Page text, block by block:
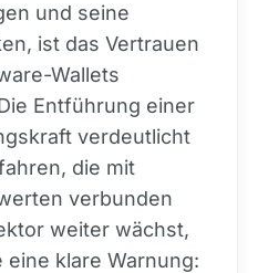
und seine
ist das Vertrauen
Wallets
Entführung einer
verdeutlicht
die mit
verbunden
weiter wächst,
klare Warnung: